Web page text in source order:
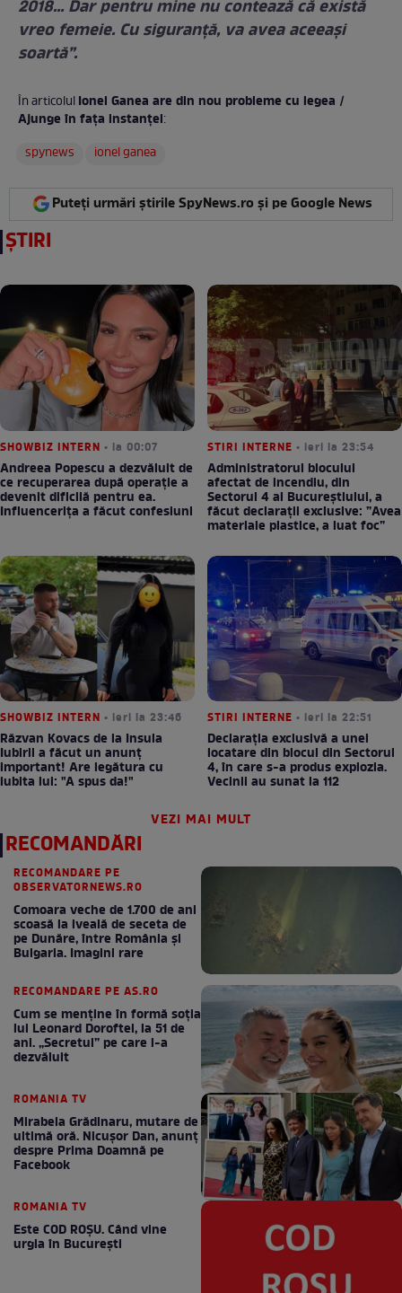
2018… Dar pentru mine nu contează că există
vreo femeie. Cu siguranţă, va avea aceeaşi
soartă”.
În articolulIonel Ganea are din nou probleme cu legea /
Ajunge în fața instanței:
spynews
ionel ganea
Puteți urmări știrile SpyNews.ro și pe Google News
ȘTIRI
SHOWBIZ INTERN • la 00:07
Andreea Popescu a dezvăluit de
ce recuperarea după operație a
devenit dificilă pentru ea.
Influencerița a făcut confesiuni
STIRI INTERNE • ieri la 23:54
Administratorul blocului
afectat de incendiu, din
Sectorul 4 al Bucureștiului, a
făcut declarații exclusive: ”Avea
materiale plastice, a luat foc”
SHOWBIZ INTERN • ieri la 23:46
Răzvan Kovacs de la Insula
Iubirii a făcut un anunț
important! Are legătura cu
iubita lui: "A spus da!"
STIRI INTERNE • ieri la 22:51
Declarația exclusivă a unei
locatare din blocul din Sectorul
4, în care s-a produs explozia.
Vecinii au sunat la 112
VEZI MAI MULT
RECOMANDĂRI
RECOMANDARE PE
OBSERVATORNEWS.RO
Comoara veche de 1.700 de ani
scoasă la iveală de seceta de
pe Dunăre, între România şi
Bulgaria. Imagini rare
RECOMANDARE PE AS.RO
Cum se menţine în formă soţia
lui Leonard Doroftei, la 51 de
ani. „Secretul” pe care l-a
dezvăluit
ROMANIA TV
Mirabela Grădinaru, mutare de
ultimă oră. Nicuşor Dan, anunţ
despre Prima Doamnă pe
Facebook
ROMANIA TV
Este COD ROŞU. Când vine
urgia în Bucureşti